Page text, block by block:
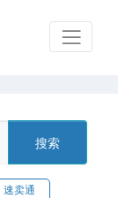
搜索
速卖通